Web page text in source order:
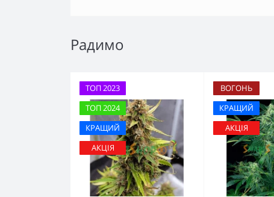
Радимо
ТОП 2023
ТОП 2024
КРАЩИЙ
АКЦІЯ
ВОГОНЬ
КРАЩИЙ
АКЦІЯ